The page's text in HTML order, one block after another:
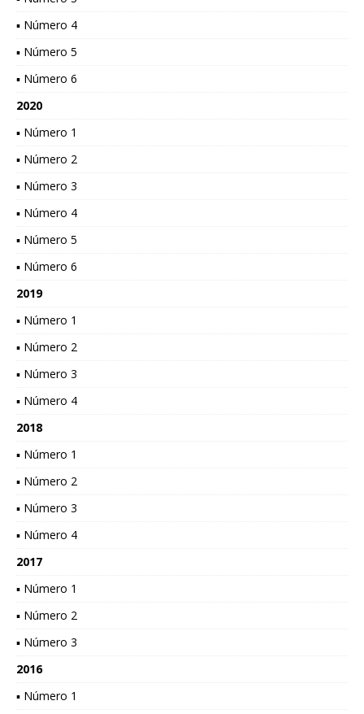
▪ Número 4
▪ Número 5
▪ Número 6
2020
▪ Número 1
▪ Número 2
▪ Número 3
▪ Número 4
▪ Número 5
▪ Número 6
2019
▪ Número 1
▪ Número 2
▪ Número 3
▪ Número 4
2018
▪ Número 1
▪ Número 2
▪ Número 3
▪ Número 4
2017
▪ Número 1
▪ Número 2
▪ Número 3
2016
▪ Número 1